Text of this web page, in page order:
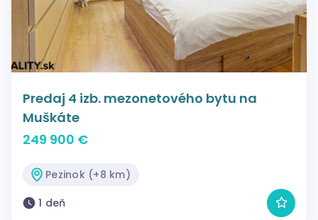
Predaj 4 izb. mezonetového bytu na
Muškáte
249 900 €
Pezinok (+8 km)
1 deň